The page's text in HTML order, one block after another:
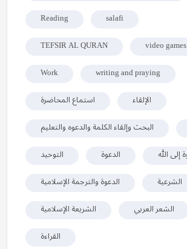
Reading
salafi
TEFSIR AL QURAN
video games
Work
writing and praying
استماع المحاضرة
الإلقاء
البحث وإلقاء الكلمة والدعوه والتعليم
التوحيد
الدعوة
الدعوة والترجمة الإسلامية
الشرعية
الشريعة الإسلامية
الشعر العربي
القراءة